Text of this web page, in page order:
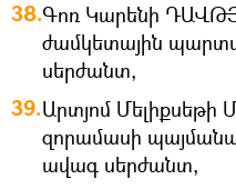
Գոռ Կարենի
ժամկետային
սերժանտ,
Արտյոմ
զորամասի
ավագ սերժանտ,